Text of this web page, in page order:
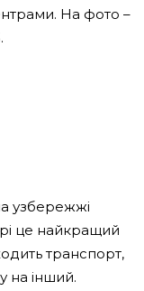
На фото –
узбережжі
це найкращий
транспорт,
на інший.